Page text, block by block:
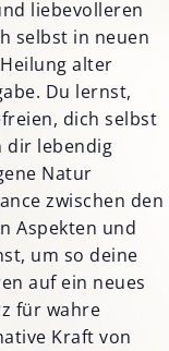
liebevolleren
selbst in neuen
alter
Du lernst,
dich selbst
dir lebendig
Natur
zwischen den
Aspekten und
um so deine
auf ein neues
für wahre
Kraft von